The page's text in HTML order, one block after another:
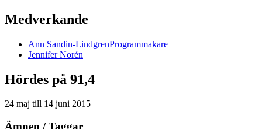
Medverkande
Ann Sandin-LindgrenProgrammakare
Jennifer Norén
Hördes på 91,4
24 maj till 14 juni 2015
Ämnen / Taggar